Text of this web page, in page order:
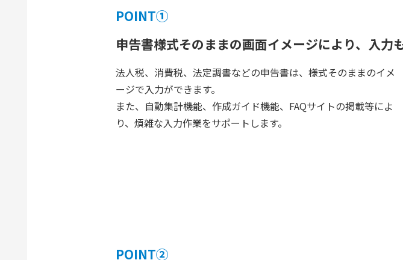
POINT①
申告書様式そのままの画面イメージにより、入力
法人税、消費税、法定調書などの申告書は、様式そのままのイメ
ージで入力ができます。
また、自動集計機能、作成ガイド機能、FAQサイトの掲載等によ
り、煩雑な入力作業をサポートします。
POINT②